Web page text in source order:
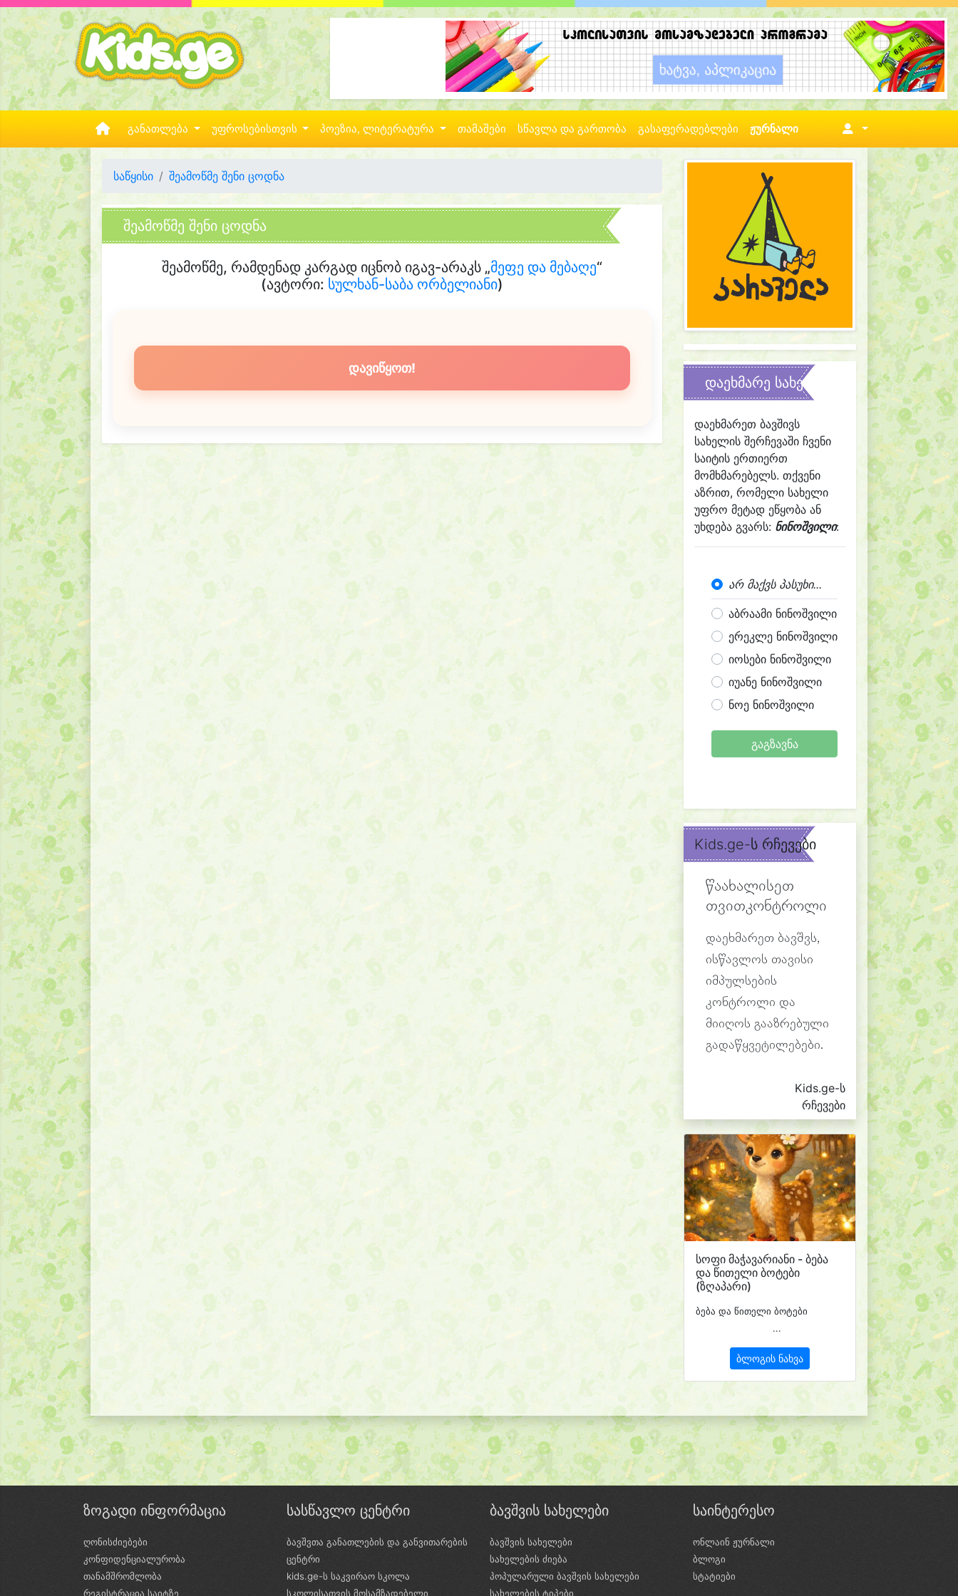
განათლება უფროსებისთვის პოეზია, ლიტერატურა თამაშები სწავლა და გართობა გასაფერადებლები ჟურნალი
საწყისი შეამოწმე შენი ცოდნა
შეამოწმე შენი ცოდნა
შეამოწმე, რამდენად კარგად იცნობ იგავ-არაკს „მეფე და მებაღე“
(ავტორი: სულხან-საბა ორბელიანი)
დავიწყოთ!
დაეხმარე სახელის შერჩევაში
დაეხმარეთ ბავშივს
სახელის შერჩევაში ჩვენი
საიტის ერთიერთ
მომხმარებელს. თქვენი
აზრით, რომელი სახელი
უფრო მეტად ეწყობა ან
უხდება გვარს: ნინოშვილი:
არ მაქვს პასუხი...
აბრაამი ნინოშვილი
ერეკლე ნინოშვილი
იოსები ნინოშვილი
იუანე ნინოშვილი
ნოე ნინოშვილი
გაგზავნა
Kids.ge-ს რჩევები
წაახალისეთ
თვითკონტროლი
დაეხმარეთ ბავშვს,
ისწავლოს თავისი
იმპულსების
კონტროლი და
მიიღოს გააზრებული
გადაწყვეტილებები.
Kids.ge-ს
რჩევები
სოფი მაჭავარიანი - ბება
და წითელი ბოტები
(ზღაპარი)
ბება და წითელი ბოტები
...
ბლოგის ნახვა
ზოგადი ინფორმაცია
ღონისძიებები
კონფიდენციალურობა
თანამშრომლობა
რეგისტრაცია საიტზე
სასწავლო ცენტრი
ბავშვთა განათლების და განვითარების
ცენტრი
kids.ge-ს საკვირაო სკოლა
სკოლისათვის მოსამზადებელი
ბავშვის სახელები
ბავშვის სახელები
სახელების ძიება
პოპულარული ბავშვის სახელები
სახელების ტიპები
საინტერესო
ონლაინ ჟურნალი
ბლოგი
სტატიები